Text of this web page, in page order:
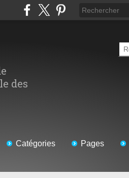
des
Catégories Pages